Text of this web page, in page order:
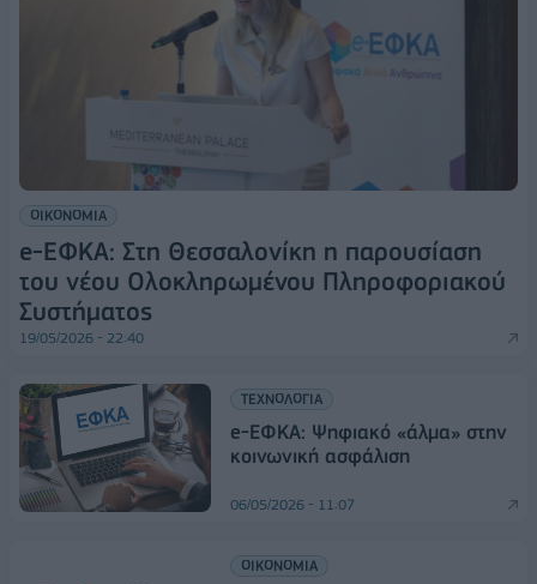
ΟΙΚΟΝΟΜΙΑ
e-ΕΦΚΑ: Στη Θεσσαλονίκη η παρουσίαση
του νέου Ολοκληρωμένου Πληροφοριακού
Συστήματος
19/05/2026 - 22:40
ΤΕΧΝΟΛΟΓΙΑ
e-ΕΦΚΑ: Ψηφιακό «άλμα» στην
κοινωνική ασφάλιση
06/05/2026 - 11:07
ΟΙΚΟΝΟΜΙΑ